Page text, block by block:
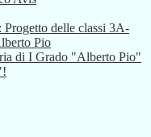
delle classi 3A-
Pio
di I Grado "Alberto Pio"